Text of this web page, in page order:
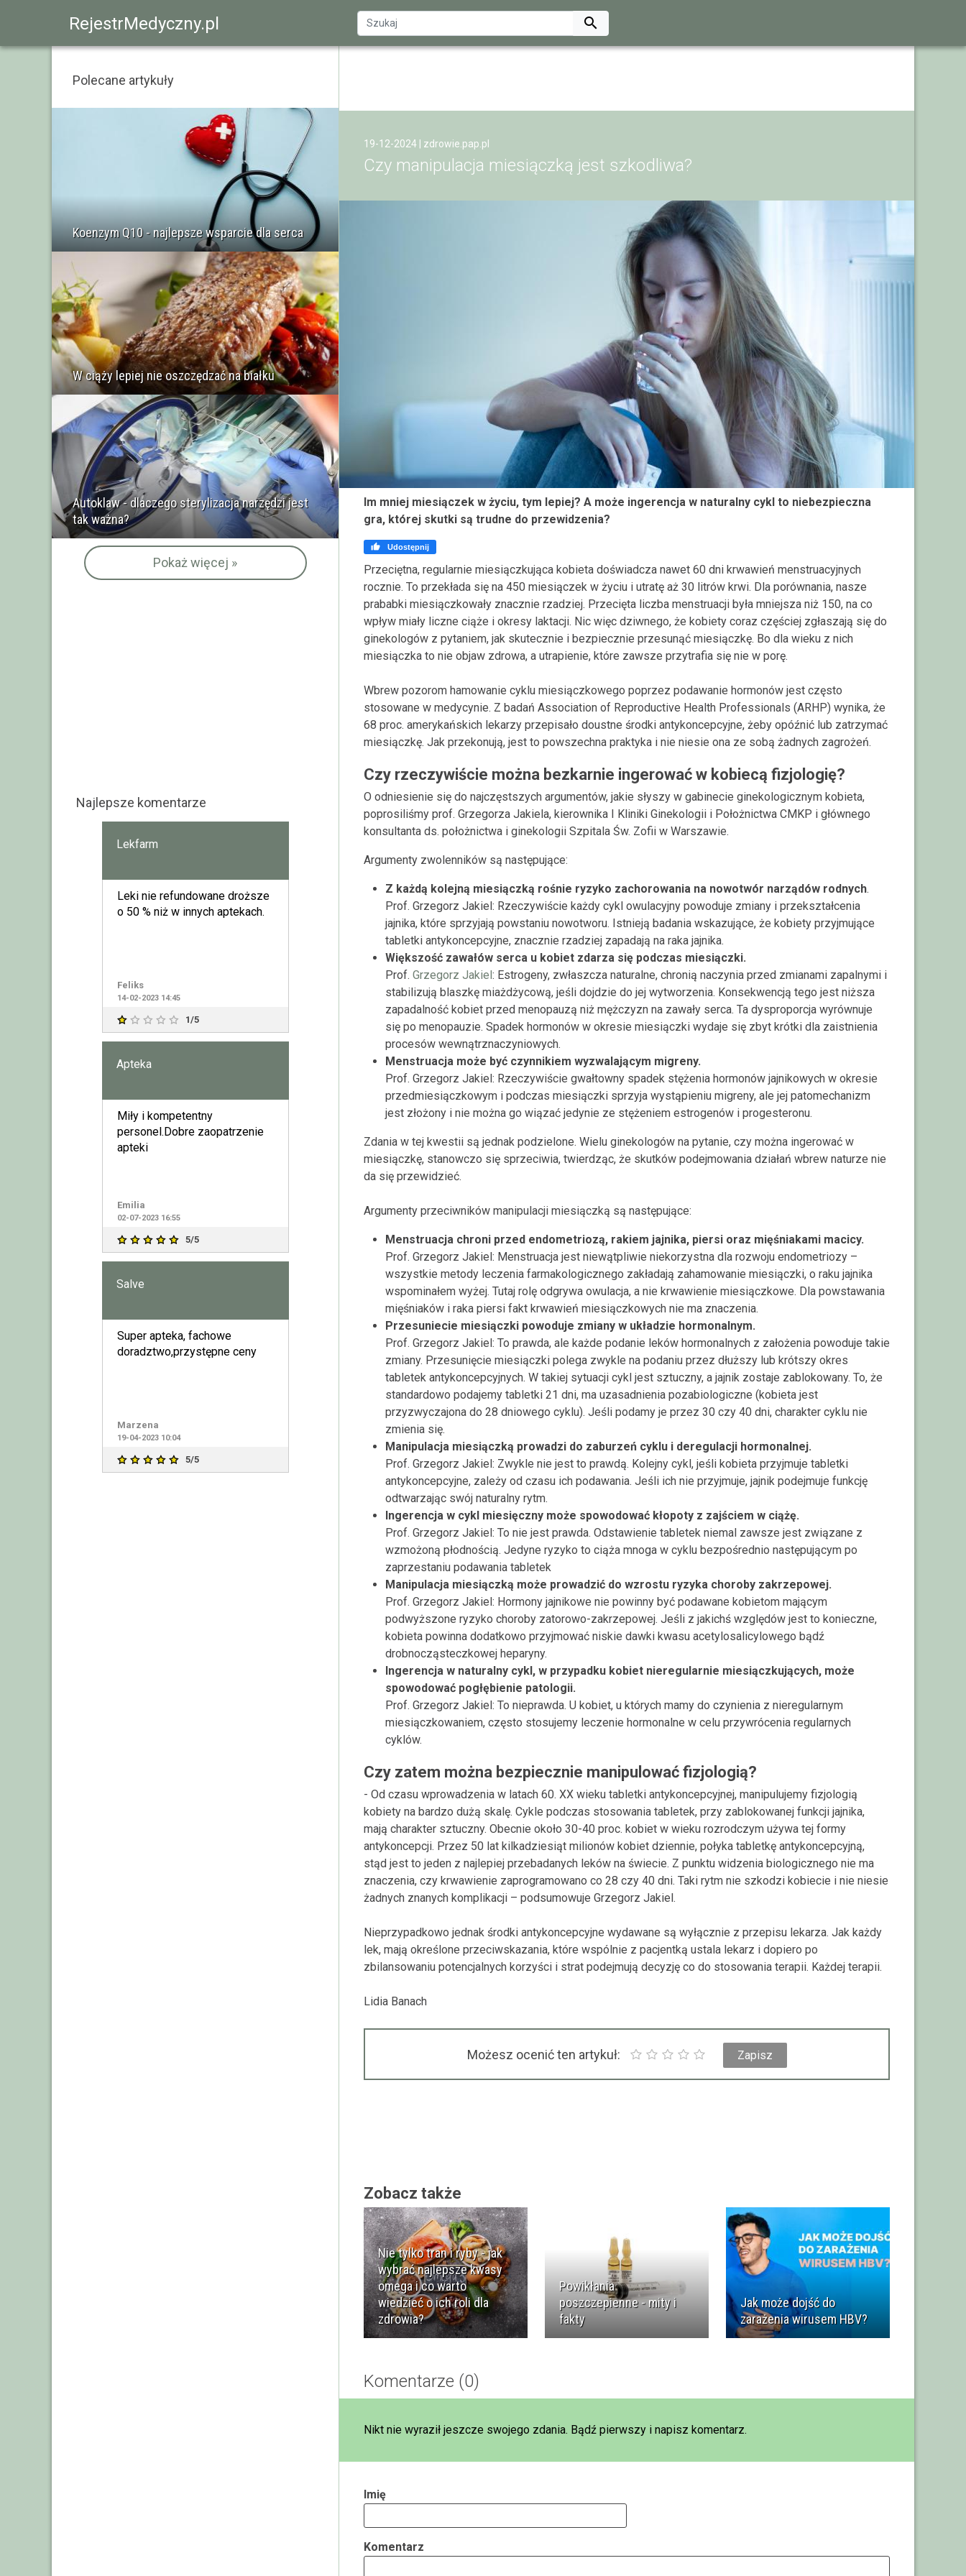
RejestrMedyczny.pl 
19-12-2024 | zdrowie.pap.pl
Czy manipulacja miesiączką jest szkodliwa?
Im mniej miesiączek w życiu, tym lepiej? A może ingerencja w naturalny cykl to niebezpieczna
gra, której skutki są trudne do przewidzenia?
 Udostępnij
Przeciętna, regularnie miesiączkująca kobieta doświadcza nawet 60 dni krwawień menstruacyjnych
rocznie. To przekłada się na 450 miesiączek w życiu i utratę aż 30 litrów krwi. Dla porównania, nasze
prababki miesiączkowały znacznie rzadziej. Przecięta liczba menstruacji była mniejsza niż 150, na co
wpływ miały liczne ciąże i okresy laktacji. Nic więc dziwnego, że kobiety coraz częściej zgłaszają się do
ginekologów z pytaniem, jak skutecznie i bezpiecznie przesunąć miesiączkę. Bo dla wieku z nich
miesiączka to nie objaw zdrowa, a utrapienie, które zawsze przytrafia się nie w porę.
Wbrew pozorom hamowanie cyklu miesiączkowego poprzez podawanie hormonów jest często
stosowane w medycynie. Z badań Association of Reproductive Health Professionals (ARHP) wynika, że
68 proc. amerykańskich lekarzy przepisało doustne środki antykoncepcyjne, żeby opóźnić lub zatrzymać
miesiączkę. Jak przekonują, jest to powszechna praktyka i nie niesie ona ze sobą żadnych zagrożeń.
Czy rzeczywiście można bezkarnie ingerować w kobiecą fizjologię?
O odniesienie się do najczęstszych argumentów, jakie słyszy w gabinecie ginekologicznym kobieta,
poprosiliśmy prof. Grzegorza Jakiela, kierownika I Kliniki Ginekologii i Położnictwa CMKP i głównego
konsultanta ds. położnictwa i ginekologii Szpitala Św. Zofii w Warszawie.
Argumenty zwolenników są następujące:
Z każdą kolejną miesiączką rośnie ryzyko zachorowania na nowotwór narządów rodnych.
Prof. Grzegorz Jakiel: Rzeczywiście każdy cykl owulacyjny powoduje zmiany i przekształcenia
jajnika, które sprzyjają powstaniu nowotworu. Istnieją badania wskazujące, że kobiety przyjmujące
tabletki antykoncepcyjne, znacznie rzadziej zapadają na raka jajnika.
Większość zawałów serca u kobiet zdarza się podczas miesiączki.
Prof. Grzegorz Jakiel: Estrogeny, zwłaszcza naturalne, chronią naczynia przed zmianami zapalnymi i
stabilizują blaszkę miażdżycową, jeśli dojdzie do jej wytworzenia. Konsekwencją tego jest niższa
zapadalność kobiet przed menopauzą niż mężczyzn na zawały serca. Ta dysproporcja wyrównuje
się po menopauzie. Spadek hormonów w okresie miesiączki wydaje się zbyt krótki dla zaistnienia
procesów wewnątrznaczyniowych.
Menstruacja może być czynnikiem wyzwalającym migreny.
Prof. Grzegorz Jakiel: Rzeczywiście gwałtowny spadek stężenia hormonów jajnikowych w okresie
przedmiesiączkowym i podczas miesiączki sprzyja wystąpieniu migreny, ale jej patomechanizm
jest złożony i nie można go wiązać jedynie ze stężeniem estrogenów i progesteronu.
Zdania w tej kwestii są jednak podzielone. Wielu ginekologów na pytanie, czy można ingerować w
miesiączkę, stanowczo się sprzeciwia, twierdząc, że skutków podejmowania działań wbrew naturze nie
da się przewidzieć.
Argumenty przeciwników manipulacji miesiączką są następujące:
Menstruacja chroni przed endometriozą, rakiem jajnika, piersi oraz mięśniakami macicy.
Prof. Grzegorz Jakiel: Menstruacja jest niewątpliwie niekorzystna dla rozwoju endometriozy –
wszystkie metody leczenia farmakologicznego zakładają zahamowanie miesiączki, o raku jajnika
wspominałem wyżej. Tutaj rolę odgrywa owulacja, a nie krwawienie miesiączkowe. Dla powstawania
mięśniaków i raka piersi fakt krwawień miesiączkowych nie ma znaczenia.
Przesuniecie miesiączki powoduje zmiany w układzie hormonalnym.
Prof. Grzegorz Jakiel: To prawda, ale każde podanie leków hormonalnych z założenia powoduje takie
zmiany. Przesunięcie miesiączki polega zwykle na podaniu przez dłuższy lub krótszy okres
tabletek antykoncepcyjnych. W takiej sytuacji cykl jest sztuczny, a jajnik zostaje zablokowany. To, że
standardowo podajemy tabletki 21 dni, ma uzasadnienia pozabiologiczne (kobieta jest
przyzwyczajona do 28 dniowego cyklu). Jeśli podamy je przez 30 czy 40 dni, charakter cyklu nie
zmienia się.
Manipulacja miesiączką prowadzi do zaburzeń cyklu i deregulacji hormonalnej.
Prof. Grzegorz Jakiel: Zwykle nie jest to prawdą. Kolejny cykl, jeśli kobieta przyjmuje tabletki
antykoncepcyjne, zależy od czasu ich podawania. Jeśli ich nie przyjmuje, jajnik podejmuje funkcję
odtwarzając swój naturalny rytm.
Ingerencja w cykl miesięczny może spowodować kłopoty z zajściem w ciążę.
Prof. Grzegorz Jakiel: To nie jest prawda. Odstawienie tabletek niemal zawsze jest związane z
wzmożoną płodnością. Jedyne ryzyko to ciąża mnoga w cyklu bezpośrednio następującym po
zaprzestaniu podawania tabletek
Manipulacja miesiączką może prowadzić do wzrostu ryzyka choroby zakrzepowej.
Prof. Grzegorz Jakiel: Hormony jajnikowe nie powinny być podawane kobietom mającym
podwyższone ryzyko choroby zatorowo-zakrzepowej. Jeśli z jakichś względów jest to konieczne,
kobieta powinna dodatkowo przyjmować niskie dawki kwasu acetylosalicylowego bądź
drobnocząsteczkowej heparyny.
Ingerencja w naturalny cykl, w przypadku kobiet nieregularnie miesiączkujących, może
spowodować pogłębienie patologii.
Prof. Grzegorz Jakiel: To nieprawda. U kobiet, u których mamy do czynienia z nieregularnym
miesiączkowaniem, często stosujemy leczenie hormonalne w celu przywrócenia regularnych
cyklów.
Czy zatem można bezpiecznie manipulować fizjologią?
- Od czasu wprowadzenia w latach 60. XX wieku tabletki antykoncepcyjnej, manipulujemy fizjologią
kobiety na bardzo dużą skalę. Cykle podczas stosowania tabletek, przy zablokowanej funkcji jajnika,
mają charakter sztuczny. Obecnie około 30-40 proc. kobiet w wieku rozrodczym używa tej formy
antykoncepcji. Przez 50 lat kilkadziesiąt milionów kobiet dziennie, połyka tabletkę antykoncepcyjną,
stąd jest to jeden z najlepiej przebadanych leków na świecie. Z punktu widzenia biologicznego nie ma
znaczenia, czy krwawienie zaprogramowano co 28 czy 40 dni. Taki rytm nie szkodzi kobiecie i nie niesie
żadnych znanych komplikacji – podsumowuje Grzegorz Jakiel.
Nieprzypadkowo jednak środki antykoncepcyjne wydawane są wyłącznie z przepisu lekarza. Jak każdy
lek, mają określone przeciwskazania, które wspólnie z pacjentką ustala lekarz i dopiero po
zbilansowaniu potencjalnych korzyści i strat podejmują decyzję co do stosowania terapii. Każdej terapii.
Lidia Banach
Możesz ocenić ten artykuł:
Zobacz także
Nie tylko tran i ryby - jak
wybrać najlepsze kwasy
omega i co warto
wiedzieć o ich roli dla
zdrowia?
Powikłania
poszczepienne - mity i
fakty
Jak może dojść do
zarażenia wirusem HBV?
Komentarze (0)
Nikt nie wyraził jeszcze swojego zdania. Bądź pierwszy i napisz komentarz.
Imię
Komentarz
Polecane artykuły
Koenzym Q10 - najlepsze wsparcie dla serca
W ciąży lepiej nie oszczędzać na białku
Autoklaw - dlaczego sterylizacja narzędzi jest
tak ważna?
Pokaż więcej »
Najlepsze komentarze
Lekfarm
Leki nie refundowane droższe
o 50 % niż w innych aptekach.
Feliks
14-02-2023 14:45
1/5
Apteka
Miły i kompetentny
personel.Dobre zaopatrzenie
apteki
Emilia
02-07-2023 16:55
5/5
Salve
Super apteka, fachowe
doradztwo,przystępne ceny
Marzena
19-04-2023 10:04
5/5